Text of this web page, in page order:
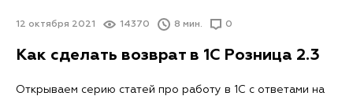
12 октября 2021 14370 8 мин. 0
Как сделать возврат в 1С Розница 2.3
Открываем серию статей про работу в 1С с ответами на